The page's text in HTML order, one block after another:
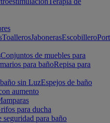
ToallerosJabonerasEscobillero
Conjuntos de muebles para
para bañoRepisa para
sin LuzEspejos de baño
aumento
para ducha
seguridad para baño